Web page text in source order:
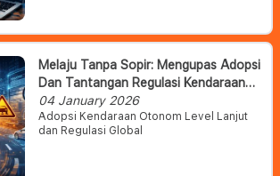
Melaju Tanpa Sopir: Mengupas Adopsi
Dan Tantangan Regulasi Kendaraan
Otonom Level Lanjut
04 January 2026
Adopsi Kendaraan Otonom Level Lanjut
dan Regulasi Global